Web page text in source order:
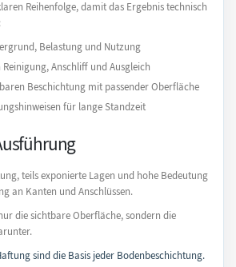
Reihenfolge, damit das Ergebnis technisch
Belastung und Nutzung
Anschliff und Ausgleich
Beschichtung mit passender Oberfläche
für lange Standzeit
teils exponierte Lagen und hohe Bedeutung
an Kanten und Anschlüssen.
die sichtbare Oberfläche, sondern die
sind die Basis jeder Bodenbeschichtung.